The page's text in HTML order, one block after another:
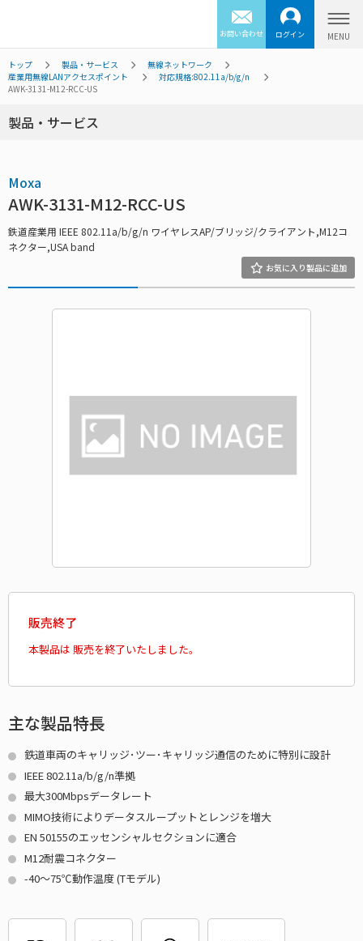
お問い合わせ ログイン
トップ 製品・サービス
無線ネットワーク
産業用無線LANアクセスポイント
対応規格:802.11a/b/g/n
AWK-3131-M12-RCC-US
製品・サービス
Moxa
AWK-3131-M12-RCC-US
鉄道産業用 IEEE 802.11a/b/g/n ワイヤレスAP/ブリッジ/クライアント,M12コ
ネクター,USA band
販売終了
本製品は 販売を終了いたしました。
主な製品特長
鉄道車両のキャリッジ･ツー･キャリッジ通信のために特別に設計
IEEE 802.11a/b/g/n準拠
最大300Mbpsデータレート
MIMO技術によりデータスループットとレンジを増大
EN 50155のエッセンシャルセクションに適合
M12耐震コネクター
-40～75℃動作温度 (Tモデル)